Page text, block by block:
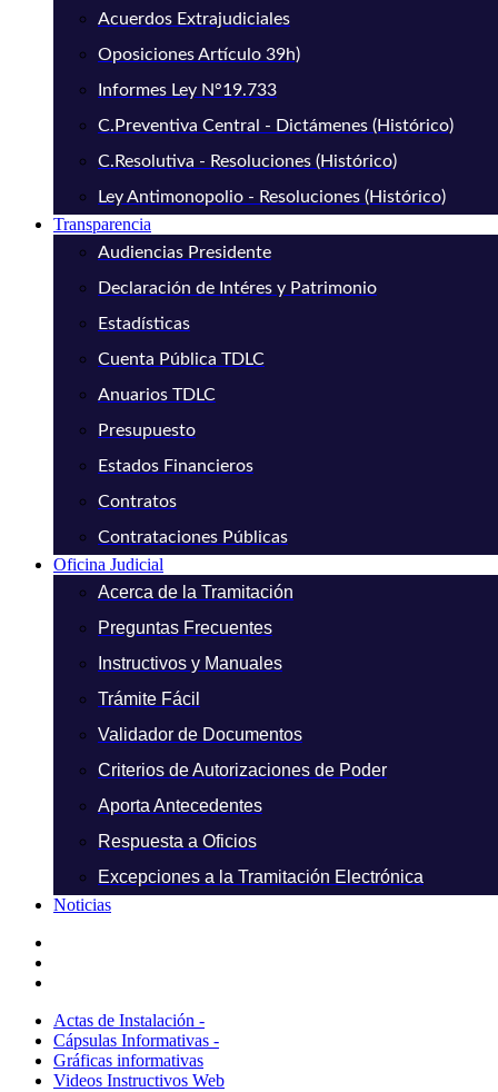
Acuerdos Extrajudiciales
Oposiciones Artículo 39h)
Informes Ley N°19.733
C.Preventiva Central - Dictámenes (Histórico)
C.Resolutiva - Resoluciones (Histórico)
Ley Antimonopolio - Resoluciones (Histórico)
Transparencia
Audiencias Presidente
Declaración de Intéres y Patrimonio
Estadísticas
Cuenta Pública TDLC
Anuarios TDLC
Presupuesto
Estados Financieros
Contratos
Contrataciones Públicas
Oficina Judicial
Acerca de la Tramitación
Preguntas Frecuentes
Instructivos y Manuales
Trámite Fácil
Validador de Documentos
Criterios de Autorizaciones de Poder
Aporta Antecedentes
Respuesta a Oficios
Excepciones a la Tramitación Electrónica
Noticias
Actas de Instalación -
Cápsulas Informativas -
Gráficas informativas
Videos Instructivos Web